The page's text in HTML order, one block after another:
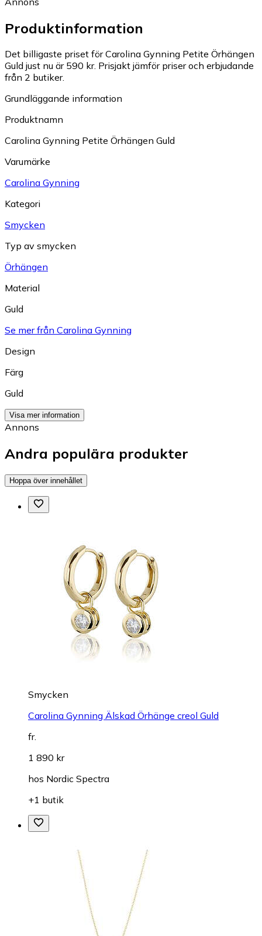
Produktinformation
Det billigaste priset för Carolina Gynning Petite Örhängen
Guld just nu är 590 kr. Prisjakt jämför priser och erbjudande
från 2 butiker.
Grundläggande information
Produktnamn
Carolina Gynning Petite Örhängen Guld
Varumärke
Carolina Gynning
Kategori
Smycken
Typ av smycken
Örhängen
Material
Guld
Se mer från Carolina Gynning
Design
Färg
Guld
Visa mer information
Annons
Andra populära produkter
Hoppa över innehållet
Smycken
Carolina Gynning Älskad Örhänge creol Guld
fr.
1 890 kr
hos Nordic Spectra
+1 butik